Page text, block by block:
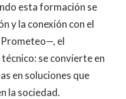
esta formación se
y la conexión con el
el
se convierte en
en soluciones que
la sociedad.